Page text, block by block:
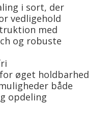
i sort, der
vedligehold
med
og robuste
øget holdbarhed
både
opdeling